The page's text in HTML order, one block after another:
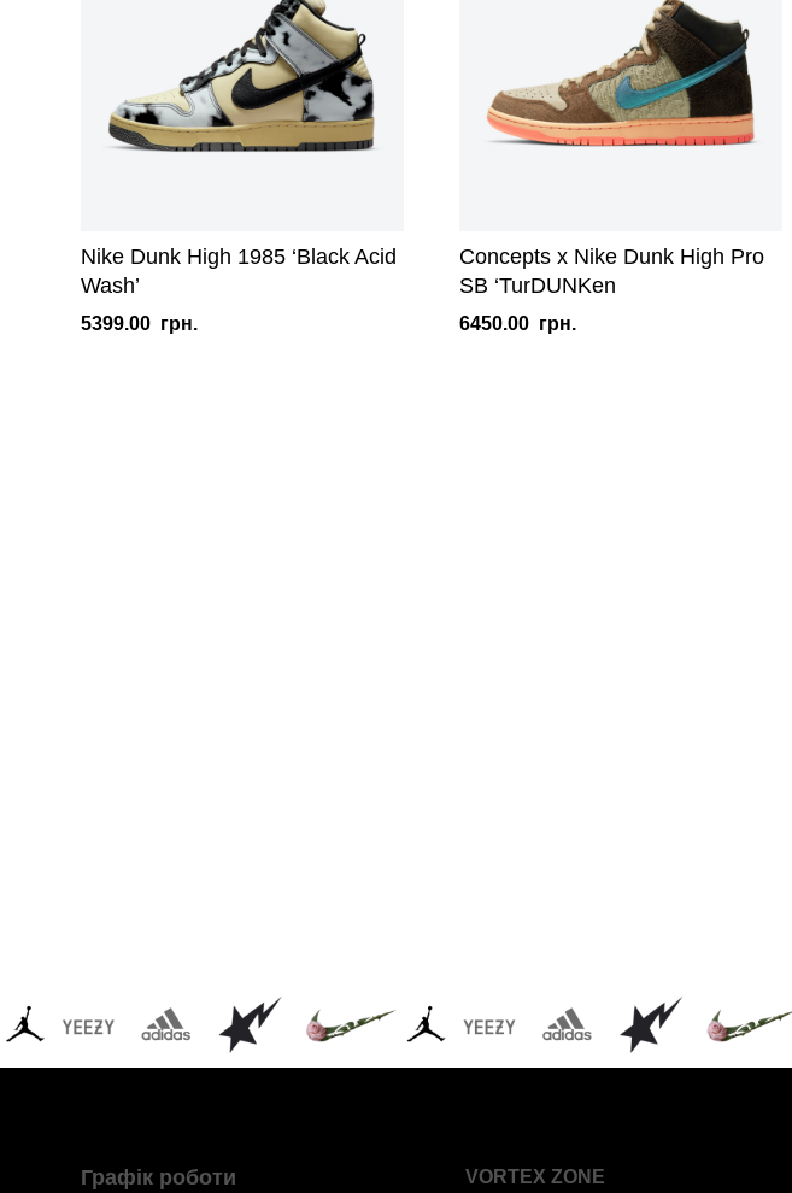
Nike Dunk High 1985 ‘Black Acid
Wash’
5399.00 грн.
Concepts x Nike Dunk High Pro
SB ‘TurDUNKen
6450.00 грн.
Графік роботи VORTEX ZONE